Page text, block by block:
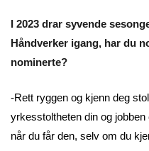
I 2023 drar syvende
Håndverker igang, har du
nominerte?
-Rett ryggen og kjenn deg
yrkesstoltheten din og
når du får den, selv om du